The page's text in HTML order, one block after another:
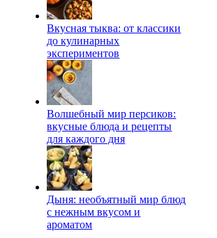
Вкусная тыква: от классики
до кулинарных
экспериментов
Волшебный мир персиков:
вкусные блюда и рецепты
для каждого дня
Дыня: необъятный мир блюд
с нежным вкусом и
ароматом